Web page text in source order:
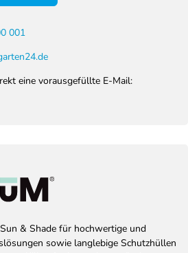
001
eine vorausgefüllte E-Mail:
& Shade für hochwertige und
sowie langlebige Schutzhüllen